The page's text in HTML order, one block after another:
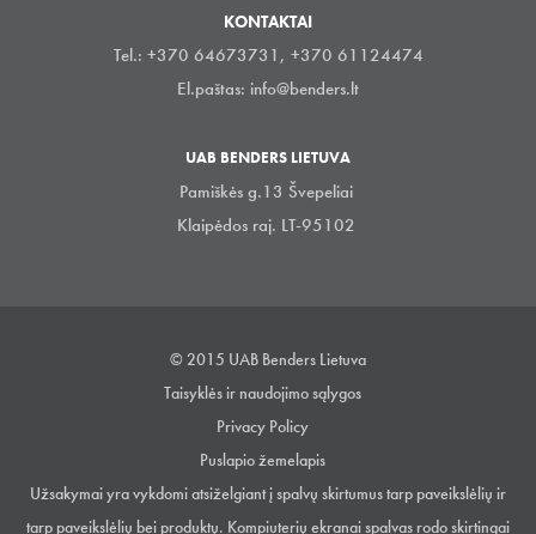
KONTAKTAI
Tel.: +370 64673731, +370 61124474
El.paštas: info@benders.lt
UAB BENDERS LIETUVA
Pamiškės g.13 Švepeliai
Klaipėdos raj. LT-95102
© 2015 UAB Benders Lietuva
Taisyklės ir naudojimo sąlygos
Privacy Policy
Puslapio žemelapis
Užsakymai yra vykdomi atsiželgiant į spalvų skirtumus tarp paveikslėlių ir
tarp paveikslėlių bei produktų. Kompiuterių ekranai spalvas rodo skirtingai